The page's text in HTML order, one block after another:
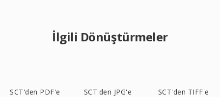
İlgili Dönüştürmeler
SCT'den PDF'e SCT'den JPG'e SCT'den TIFF'e